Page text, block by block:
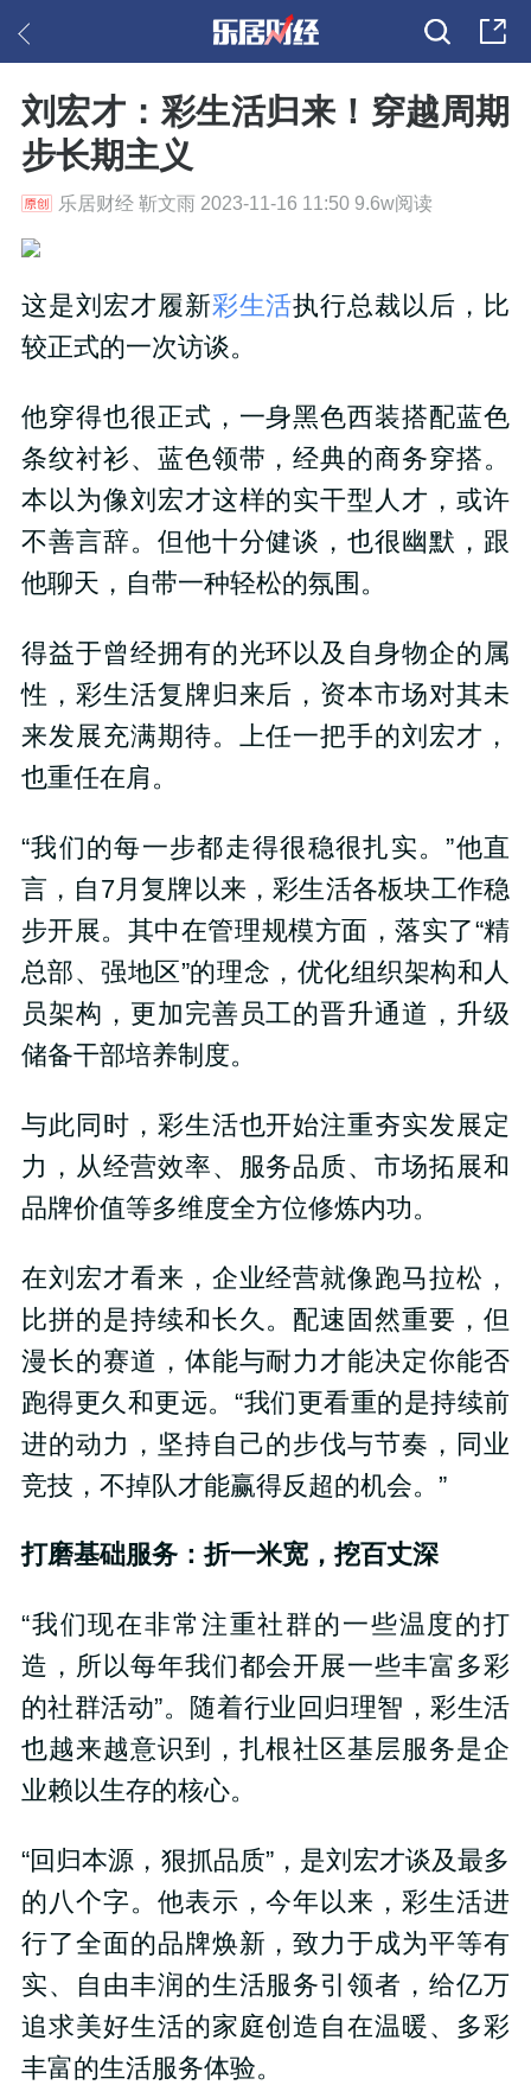
刘宏才：彩生活归来！穿越周期
步长期主义
乐居财经 靳文雨 2023-11-16 11:50 9.6w阅读
这是刘宏才履新彩生活执行总裁以后，比
较正式的一次访谈。
他穿得也很正式，一身黑色西装搭配蓝色
条纹衬衫、蓝色领带，经典的商务穿搭。
本以为像刘宏才这样的实干型人才，或许
不善言辞。但他十分健谈，也很幽默，跟
他聊天，自带一种轻松的氛围。
得益于曾经拥有的光环以及自身物企的属
性，彩生活复牌归来后，资本市场对其未
来发展充满期待。上任一把手的刘宏才，
也重任在肩。
“我们的每一步都走得很稳很扎实。”他直
言，自7月复牌以来，彩生活各板块工作稳
步开展。其中在管理规模方面，落实了“精
总部、强地区”的理念，优化组织架构和人
员架构，更加完善员工的晋升通道，升级
储备干部培养制度。
与此同时，彩生活也开始注重夯实发展定
力，从经营效率、服务品质、市场拓展和
品牌价值等多维度全方位修炼内功。
在刘宏才看来，企业经营就像跑马拉松，
比拼的是持续和长久。配速固然重要，但
漫长的赛道，体能与耐力才能决定你能否
跑得更久和更远。“我们更看重的是持续前
进的动力，坚持自己的步伐与节奏，同业
竞技，不掉队才能赢得反超的机会。”
打磨基础服务：折一米宽，挖百丈深
“我们现在非常注重社群的一些温度的打
造，所以每年我们都会开展一些丰富多彩
的社群活动”。随着行业回归理智，彩生活
也越来越意识到，扎根社区基层服务是企
业赖以生存的核心。
“回归本源，狠抓品质”，是刘宏才谈及最多
的八个字。他表示，今年以来，彩生活进
行了全面的品牌焕新，致力于成为平等有
实、自由丰润的生活服务引领者，给亿万
追求美好生活的家庭创造自在温暖、多彩
丰富的生活服务体验。